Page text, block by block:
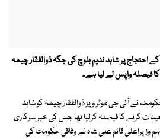
احتجاج پر شاہد ندیم بلوچ کی جگہ ذوالفقار چیمہ
فیصلہ واپس لے لیا ہے۔
نے آئی جی موٹر ویز ذوالفقار چیمہ کو شاہد
کرنے کا فیصلہ کرلیا تھا جس کی خبر سرکاری
وزیراعلیٰ قائم علی شاہ نے وفاقی حکومت کی